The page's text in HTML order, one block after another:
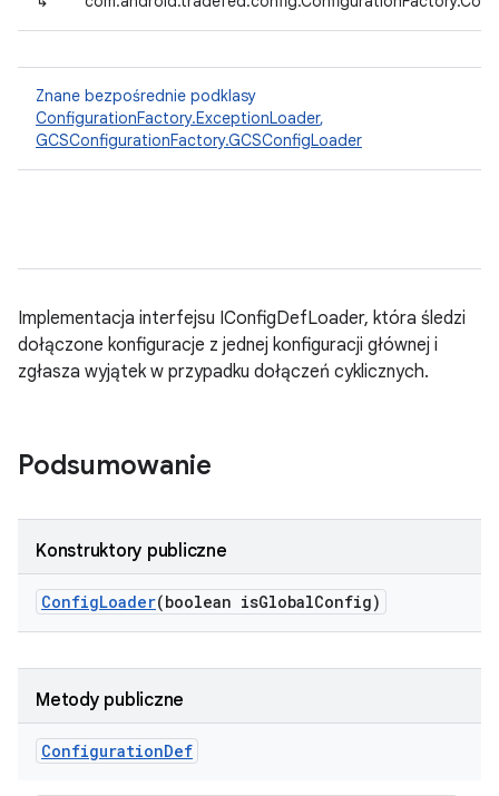
Znane bezpośrednie podklasy
ConfigurationFactory.ExceptionLoader,
GCSConfigurationFactory.GCSConfigLoader
Implementacja interfejsu IConfigDefLoader, która śledzi
dołączone konfiguracje z jednej konfiguracji głównej i
zgłasza wyjątek w przypadku dołączeń cyklicznych.
Podsumowanie
Konstruktory publiczne
ConfigLoader(boolean isGlobalConfig)
Metody publiczne
ConfigurationDef